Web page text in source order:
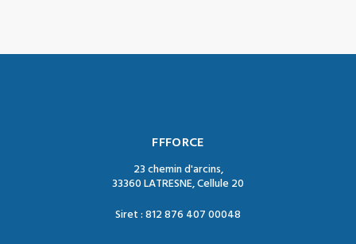
FFFORCE
23 chemin d'arcins,
33360 LATRESNE, Cellule 20
Siret : 812 876 407 00048